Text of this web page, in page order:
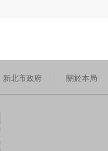
新北市政府 關於本局